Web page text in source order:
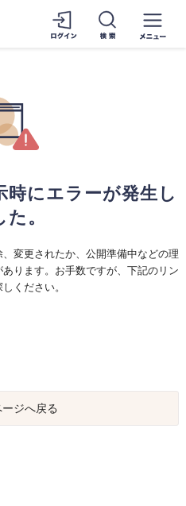
にエラーが発生し
た。
変更されたか、公開準備中などの理
ります。お手数ですが、下記のリン
ください。
ージへ戻る